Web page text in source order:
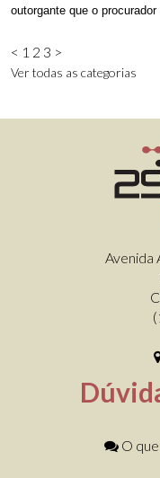
outorgante que o
< 1 2 3 >
Ver todas as categorias
Avenida
O